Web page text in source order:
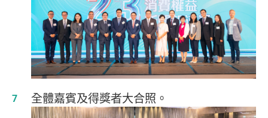
全體嘉賓及得獎者大合照。